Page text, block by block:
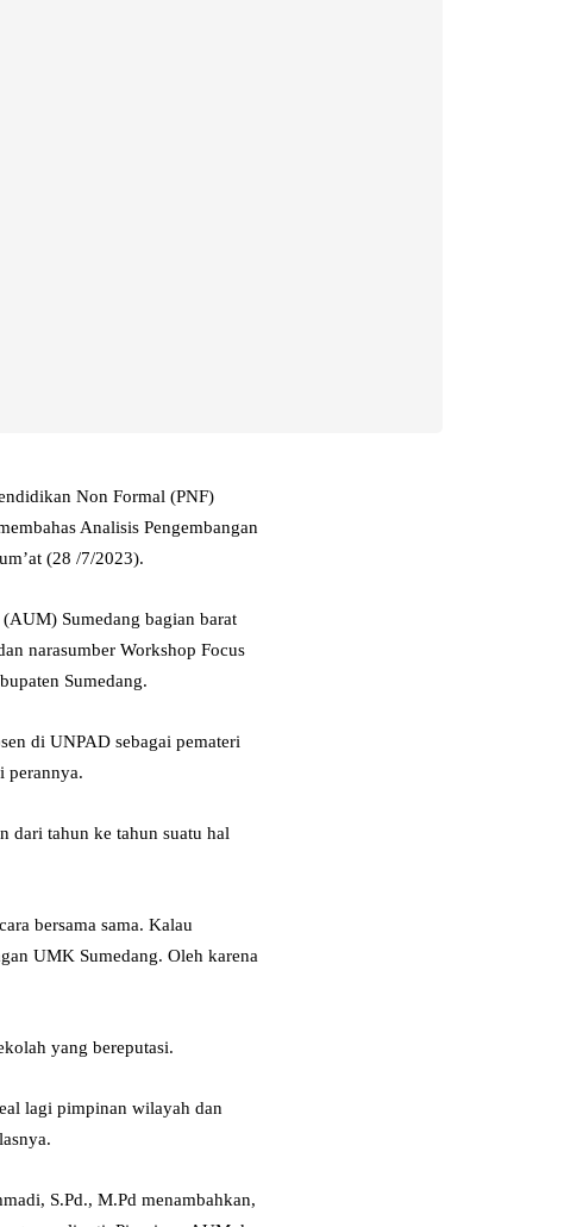
Non Formal (PNF)
Analisis Pengembangan
(28 /7/2023).
Sumedang bagian barat
narasumber Workshop Focus
Sumedang.
di UNPAD sebagai pemateri
perannya.
dari tahun ke tahun suatu hal
bersama sama. Kalau
UMK Sumedang. Oleh karena
yang bereputasi.
lagi pimpinan wilayah dan
S.Pd., M.Pd menambahkan,